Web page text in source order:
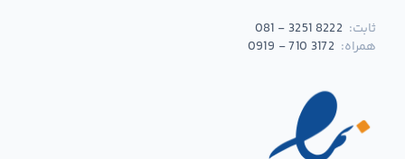
ثابت: 081 - 3251 8222
همراه: 0919 - 710 3172